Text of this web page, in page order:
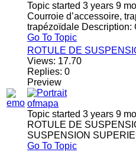
Topic started 3 years 9
Courroie d’accessoire,
trapézoïdale Description:
Go To Topic
ROTULE DE
Views: 17.70
Replies: 0
Preview
Topic started 3 years 9
ROTULE DE
SUSPENSION
Go To Topic